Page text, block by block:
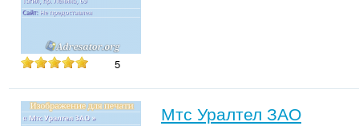
5
Мтс Уралтел ЗАО